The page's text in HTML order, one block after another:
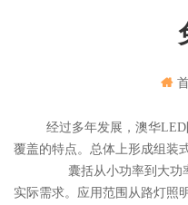
经过多年发展，澳华LED
覆盖的特点。总体上形成组装
囊括从小功率到大功率系
实际需求。应用范围从路灯照